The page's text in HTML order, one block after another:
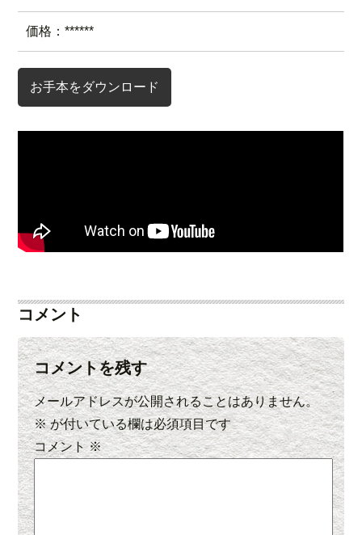
価格：******
お手本をダウンロード
コメント
コメントを残す
メールアドレスが公開されることはありません。
※が付いている欄は必須項目です
コメント※